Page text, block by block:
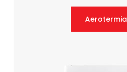
Aerotermia